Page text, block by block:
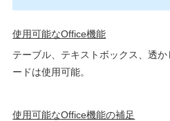
使用可能なOffice機能
テーブル、テキストボックス、透
ードは使用可能。
使用可能なOffice機能の補足